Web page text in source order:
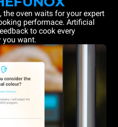
the oven waits for your expert
performace. Artificial
to cook every
you want.